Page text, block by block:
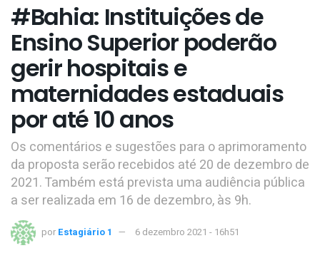
#Bahia: Instituições de
Ensino Superior poderão
gerir hospitais e
maternidades estaduais
por até 10 anos
Os comentários e sugestões para o aprimoramento
da proposta serão recebidos até 20 de dezembro de
2021. Também está prevista uma audiência pública
a ser realizada em 16 de dezembro, às 9h.
por Estagiário 1 6 dezembro 2021 - 16h51